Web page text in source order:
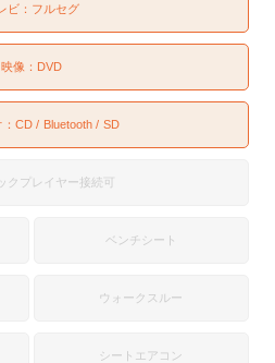
ビ： フルセグ
映像： DVD
CD Bluetooth SD
クプレイヤー接続可
ベンチシート
ウォークスルー
シートエアコン